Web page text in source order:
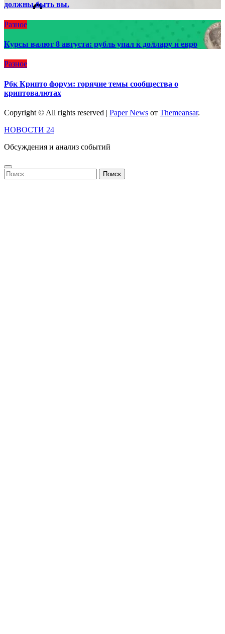
должны быть вы.
Разное
Курсы валют 8 августа: рубль упал к доллару и евро
Разное
Рбк Крипто форум: горячие темы сообщества о
криптовалютах
Copyright © All rights reserved | Paper News от Themeansar.
НОВОСТИ 24
Обсуждения и анализ событий
Найти: